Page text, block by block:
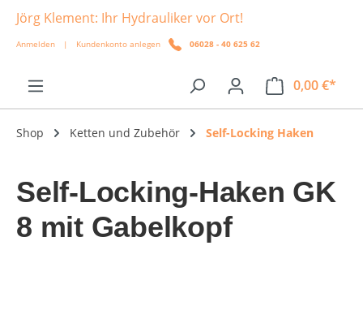
springen
Jörg Klement: Ihr Hydrauliker vor Ort!
Anmelden | Kundenkonto anlegen 06028 - 40 625 62
0,00 €*
Shop Ketten und Zubehör Self-Locking Haken
Self-Locking-Haken GK
8 mit Gabelkopf